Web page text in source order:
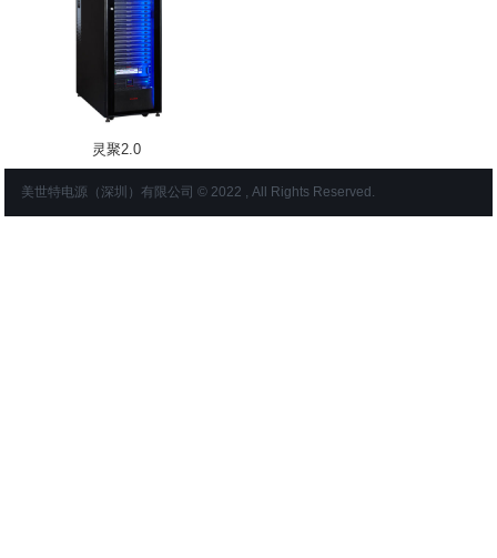
灵聚2.0
美世特电源（深圳）有限公司 © 2022 , All Rights Reserved.